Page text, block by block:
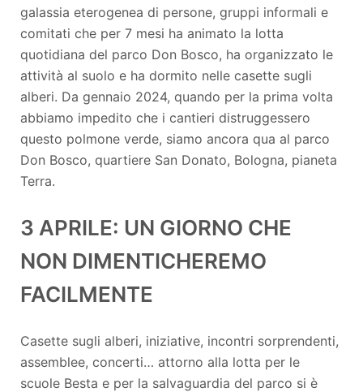
galassia eterogenea di persone, gruppi informali e
comitati che per 7 mesi ha animato la lotta
quotidiana del parco Don Bosco, ha organizzato le
attività al suolo e ha dormito nelle casette sugli
alberi. Da gennaio 2024, quando per la prima volta
abbiamo impedito che i cantieri distruggessero
questo polmone verde, siamo ancora qua al parco
Don Bosco, quartiere San Donato, Bologna, pianeta
Terra.
3 APRILE: UN GIORNO CHE
NON DIMENTICHEREMO
FACILMENTE
Casette sugli alberi, iniziative, incontri sorprendenti,
assemblee, concerti… attorno alla lotta per le
scuole Besta e per la salvaguardia del parco si è